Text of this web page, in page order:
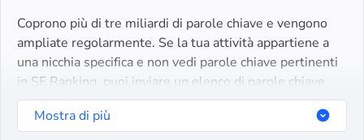
Coprono più di tre miliardi di parole chiave e vengono
ampliate regolarmente. Se la tua attività appartiene a
una nicchia specifica e non vedi parole chiave pertinenti
in SE Ranking, puoi inviare un elenco di parole chiave
che desideri analizzare e verranno aggiunte ai nostri
database entro un mese.
Mostra di più